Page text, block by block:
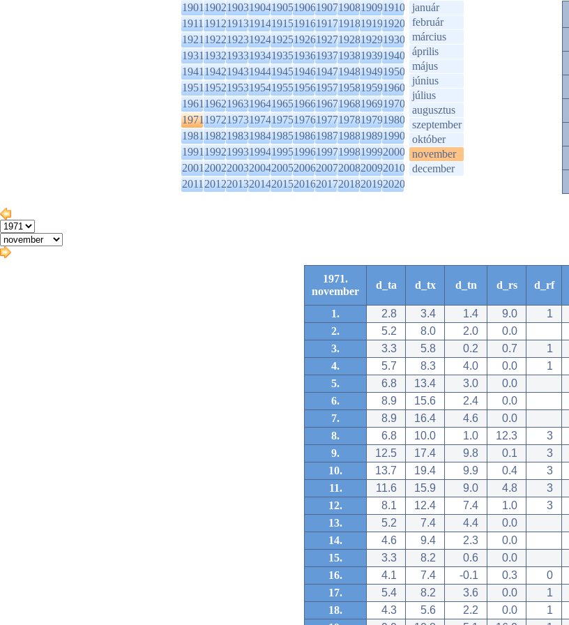
1901190219031904190519061907190819091910
1911191219131914191519161917191819191920
1921192219231924192519261927192819291930
1931193219331934193519361937193819391940
1941194219431944194519461947194819491950
1951195219531954195519561957195819591960
1961196219631964196519661967196819691970
1971197219731974197519761977197819791980
1981198219831984198519861987198819891990
1991199219931994199519961997199819992000
2001200220032004200520062007200820092010
2011201220132014201520162017201820192020
január
február
március
április
május
június
július
augusztus
szeptember
október
november
december
1971.
november
d_ta d_tx d_tn d_rs d_rf
1. 2.8 3.4 1.4 9.0 1
2.
5.2 8.0 2.0 0.0
3.
3.3 5.8 0.2 0.7 1
4.
5.7 8.3 4.0 0.0 1
5.
6.8 13.4 3.0 0.0
6.
8.9 15.6 2.4 0.0
7.
8.9 16.4 4.6 0.0
8.
6.8 10.0 1.0 12.3 3
9.
12.5 17.4 9.8 0.1 3
10.
13.7 19.4 9.9 0.4 3
11.
11.6 15.9 9.0 4.8 3
12.
8.1 12.4 7.4 1.0 3
13.
5.2 7.4 4.4 0.0
14.
4.6 9.4 2.3 0.0
15.
3.3 8.2 0.6 0.0
16.
4.1 7.4 -0.1 0.3 0
17.
5.4 8.2 3.6 0.0 1
18.
4.3 5.6 2.2 0.0 1